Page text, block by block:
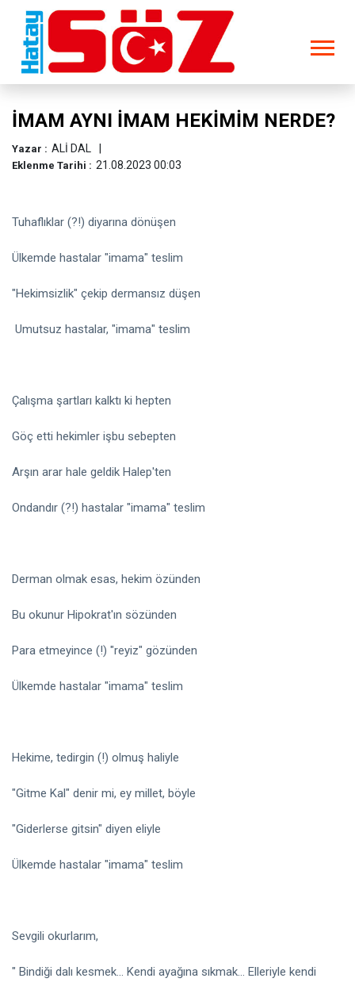
İMAM AYNI İMAM HEKİMİM NERDE?
Yazar : ALİ DAL
Eklenme Tarihi : 21.08.2023 00:03
Tuhaflıklar (?!) diyarına dönüşen
Ülkemde hastalar "imama" teslim
"Hekimsizlik" çekip dermansız düşen
Umutsuz hastalar, "imama" teslim
Çalışma şartları kalktı ki hepten
Göç etti hekimler işbu sebepten
Arşın arar hale geldik Halep'ten
Ondandır (?!) hastalar "imama" teslim
Derman olmak esas, hekim özünden
Bu okunur Hipokrat'ın sözünden
Para etmeyince (!) "reyiz" gözünden
Ülkemde hastalar "imama" teslim
Hekime, tedirgin (!) olmuş haliyle
"Gitme Kal" denir mi, ey millet, böyle
"Giderlerse gitsin" diyen eliyle
Ülkemde hastalar "imama" teslim
Sevgili okurlarım,
" Bindiği dalı kesmek... Kendi ayağına sıkmak... Elleriyle kendi